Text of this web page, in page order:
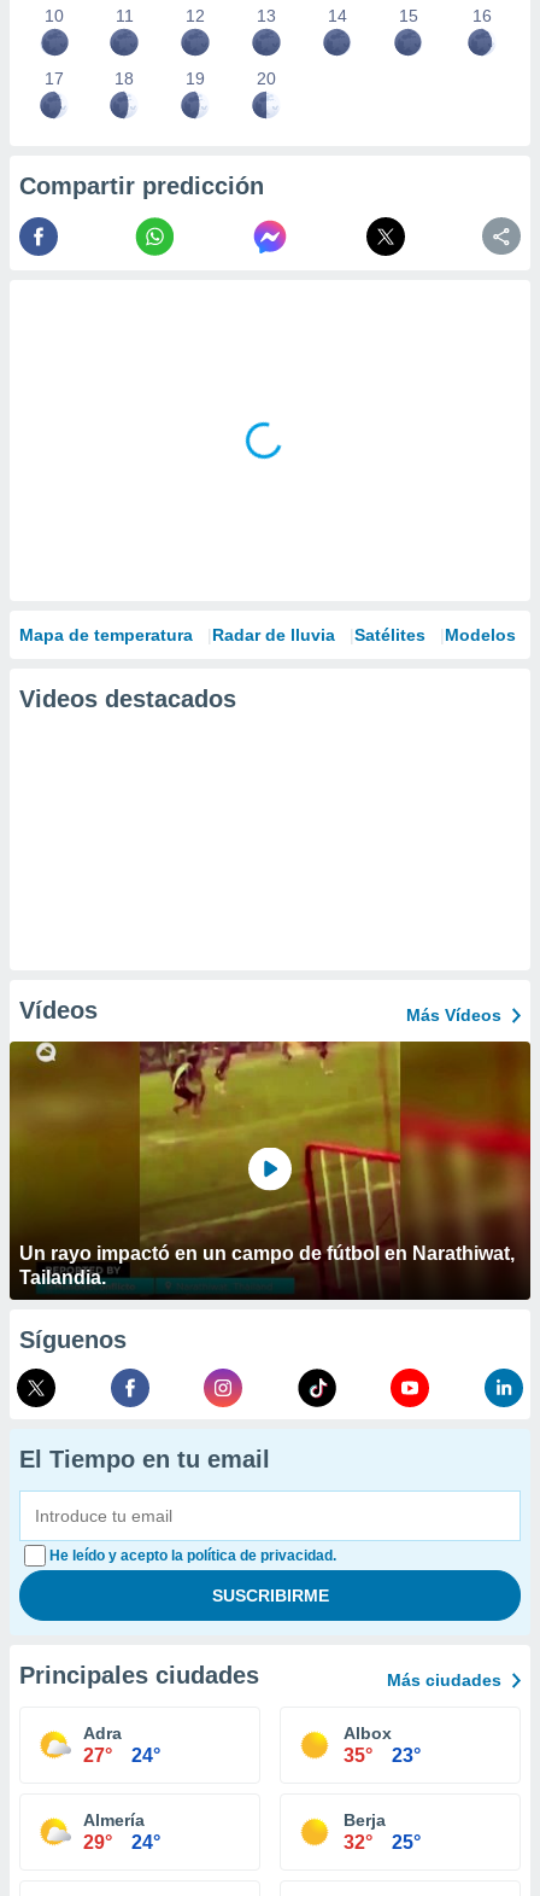
10 11 12 13 14 15 16
17 18 19 20
Compartir predicción
Mapa de temperatura Radar de lluvia Satélites Modelos
Videos destacados
Vídeos Más Vídeos
Un rayo impactó en un campo de fútbol en Narathiwat,
Tailandia.
Síguenos
El Tiempo en tu email
He leído y acepto la política de privacidad.
Principales ciudades Más ciudades
Adra
27° 24°
Albox
35° 23°
Almería
29° 24°
Berja
32° 25°